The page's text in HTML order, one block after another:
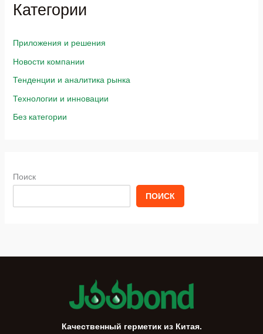
Категории
Приложения и решения
Новости компании
Тенденции и аналитика рынка
Технологии и инновации
Без категории
Поиск
ПОИСК
Качественный герметик из Китая.